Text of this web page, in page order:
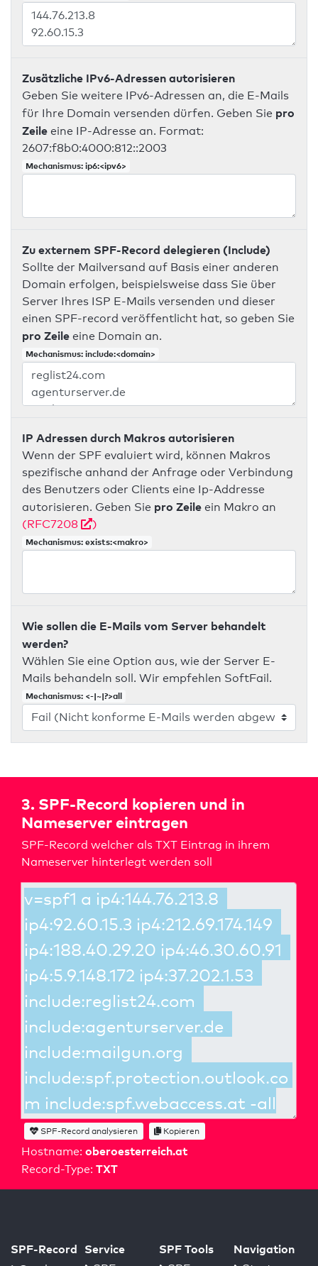
Zusätzliche IPv6-Adressen autorisieren
Geben Sie weitere IPv6-Adressen an, die E-Mails
für Ihre Domain versenden dürfen. Geben Sie pro
Zeile eine IP-Adresse an. Format:
2607:f8b0:4000:812::2003
Mechanismus: ip6:<ipv6>
Zu externem SPF-Record delegieren (Include)
Sollte der Mailversand auf Basis einer anderen
Domain erfolgen, beispielsweise dass Sie über
Server Ihres ISP E-Mails versenden und dieser
einen SPF-record veröffentlicht hat, so geben Sie
pro Zeile eine Domain an.
Mechanismus: include:<domain>
IP Adressen durch Makros autorisieren
Wenn der SPF evaluiert wird, können Makros
spezifische anhand der Anfrage oder Verbindung
des Benutzers oder Clients eine Ip-Addresse
autorisieren. Geben Sie pro Zeile ein Makro an
(RFC7208
)
Mechanismus: exists:<makro>
Wie sollen die E-Mails vom Server behandelt
werden?
Wählen Sie eine Option aus, wie der Server E-
Mails behandeln soll. Wir empfehlen SoftFail.
Mechanismus: <-|~|?>all
3. SPF-Record kopieren und in
Nameserver eintragen
SPF-Record welcher als TXT Eintrag in ihrem
Nameserver hinterlegt werden soll
Hostname: oberoesterreich.at
Record-Type: TXT
SPF-Record analysieren Kopieren
SPF-Record Service SPF Tools Navigation